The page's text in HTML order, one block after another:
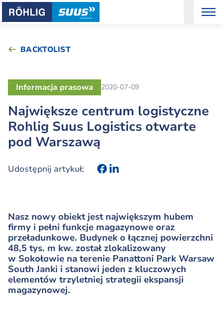
BACKTOLIST
Największe centrum logistyczne
Rohlig Suus Logistics otwarte
pod Warszawą
Informacja prasowa 2020-07-09
Udostępnij artykuł:
Nasz nowy obiekt jest największym hubem
firmy i pełni funkcje magazynowe oraz
przeładunkowe. Budynek o łącznej powierzchni
48,5 tys. m kw. został zlokalizowany
w Sokołowie na terenie Panattoni Park Warsaw
South Janki i stanowi jeden z kluczowych
elementów trzyletniej strategii ekspansji
magazynowej.